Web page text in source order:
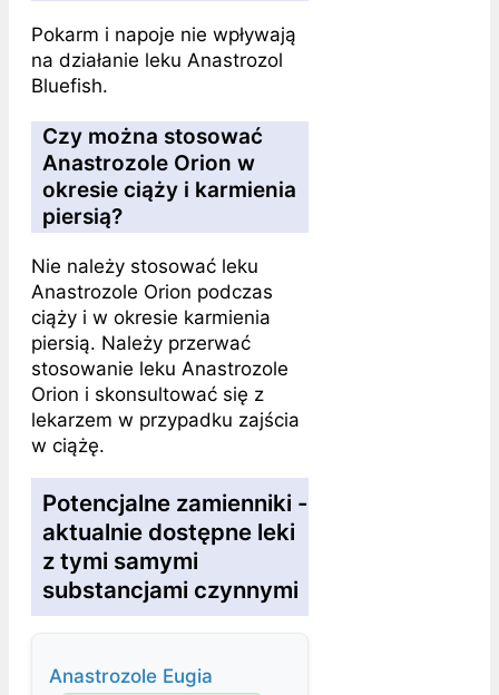
Pokarm i napoje nie wpływają
na działanie leku Anastrozol
Bluefish.
Czy można stosować
Anastrozole Orion w
okresie ciąży i karmienia
piersią?
Nie należy stosować leku
Anastrozole Orion podczas
ciąży i w okresie karmienia
piersią. Należy przerwać
stosowanie leku Anastrozole
Orion i skonsultować się z
lekarzem w przypadku zajścia
w ciążę.
Potencjalne zamienniki -
aktualnie dostępne leki
z tymi samymi
substancjami czynnymi
Anastrozole Eugia